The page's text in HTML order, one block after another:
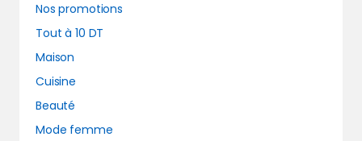
Nos promotions
Tout à 10 DT
Maison
Cuisine
Beauté
Mode femme